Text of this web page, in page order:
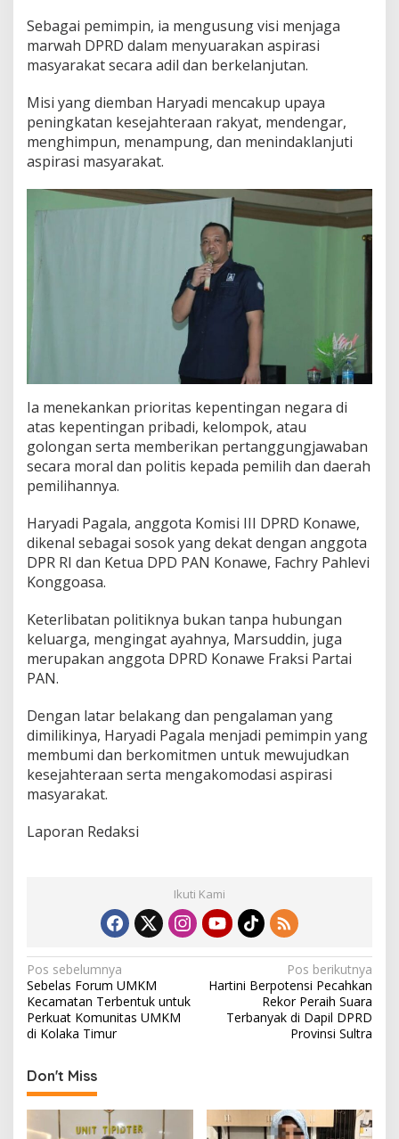
Sebagai pemimpin, ia mengusung visi menjaga
marwah DPRD dalam menyuarakan aspirasi
masyarakat secara adil dan berkelanjutan.
Misi yang diemban Haryadi mencakup upaya
peningkatan kesejahteraan rakyat, mendengar,
menghimpun, menampung, dan menindaklanjuti
aspirasi masyarakat.
Ia menekankan prioritas kepentingan negara di
atas kepentingan pribadi, kelompok, atau
golongan serta memberikan pertanggungjawaban
secara moral dan politis kepada pemilih dan daerah
pemilihannya.
Haryadi Pagala, anggota Komisi III DPRD Konawe,
dikenal sebagai sosok yang dekat dengan anggota
DPR RI dan Ketua DPD PAN Konawe, Fachry Pahlevi
Konggoasa.
Keterlibatan politiknya bukan tanpa hubungan
keluarga, mengingat ayahnya, Marsuddin, juga
merupakan anggota DPRD Konawe Fraksi Partai
PAN.
Dengan latar belakang dan pengalaman yang
dimilikinya, Haryadi Pagala menjadi pemimpin yang
membumi dan berkomitmen untuk mewujudkan
kesejahteraan serta mengakomodasi aspirasi
masyarakat.
Laporan Redaksi
Ikuti Kami
N
a
v
i
g
a
s
Pos sebelumnya
Sebelas Forum UMKM
Kecamatan Terbentuk untuk
Perkuat Komunitas UMKM
di Kolaka Timur
Pos berikutnya
Hartini Berpotensi Pecahkan
Rekor Peraih Suara
Terbanyak di Dapil DPRD
Provinsi Sultra
Don't Miss